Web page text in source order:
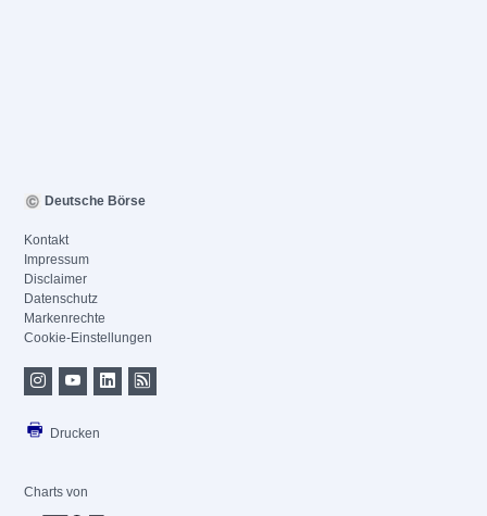
Deutsche Börse
Kontakt
Impressum
Disclaimer
Datenschutz
Markenrechte
Cookie-Einstellungen
Drucken
Charts von